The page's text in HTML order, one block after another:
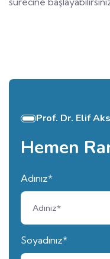
Prof. Dr. Elif
Hemen
Adınız*
Soyadınız*